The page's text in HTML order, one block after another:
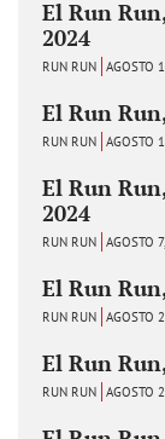
El Run
2024
RUN RUN AGOSTO
El Run
RUN RUN AGOSTO
El Run
2024
RUN RUN AGOSTO
El Run
RUN RUN AGOSTO
El Run
RUN RUN AGOSTO